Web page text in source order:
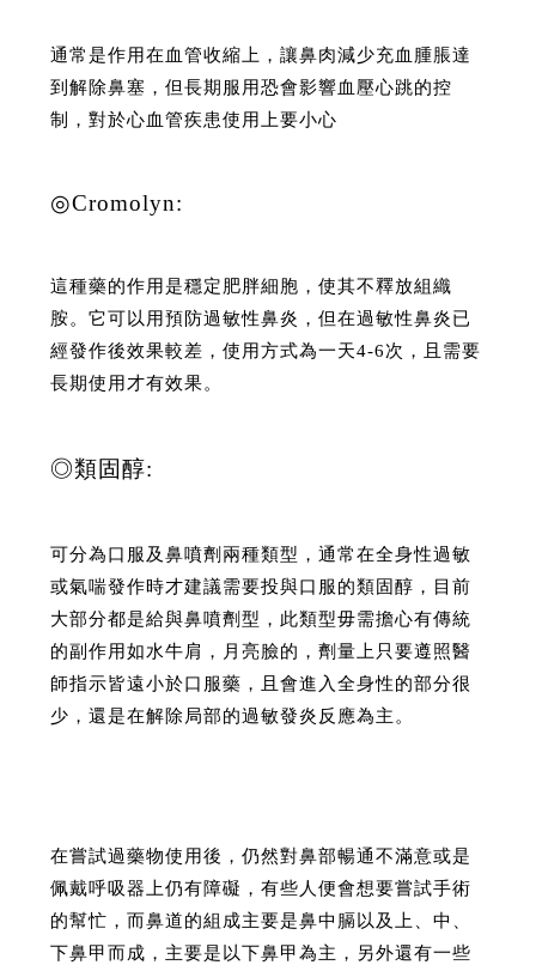
通常是作用在血管收縮上，讓鼻肉減少充血腫脹達
到解除鼻塞，但長期服用恐會影響血壓心跳的控
制，對於心血管疾患使用上要小心
◎Cromolyn:
這種藥的作用是穩定肥胖細胞，使其不釋放組織
胺。它可以用預防過敏性鼻炎，但在過敏性鼻炎已
經發作後效果較差，使用方式為一天4-6次，且需要
長期使用才有效果。
◎類固醇:
可分為口服及鼻噴劑兩種類型，通常在全身性過敏
或氣喘發作時才建議需要投與口服的類固醇，目前
大部分都是給與鼻噴劑型，此類型毋需擔心有傳統
的副作用如水牛肩，月亮臉的，劑量上只要遵照醫
師指示皆遠小於口服藥，且會進入全身性的部分很
少，還是在解除局部的過敏發炎反應為主。
在嘗試過藥物使用後，仍然對鼻部暢通不滿意或是
佩戴呼吸器上仍有障礙，有些人便會想要嘗試手術
的幫忙，而鼻道的組成主要是鼻中膈以及上、中、
下鼻甲而成，主要是以下鼻甲為主，另外還有一些